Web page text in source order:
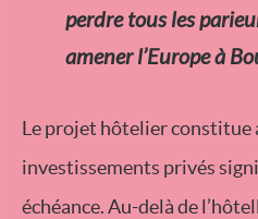
perdre tous les
amener l’Europe à
Le projet hôtelier constitue
investissements privés
échéance. Au-delà de